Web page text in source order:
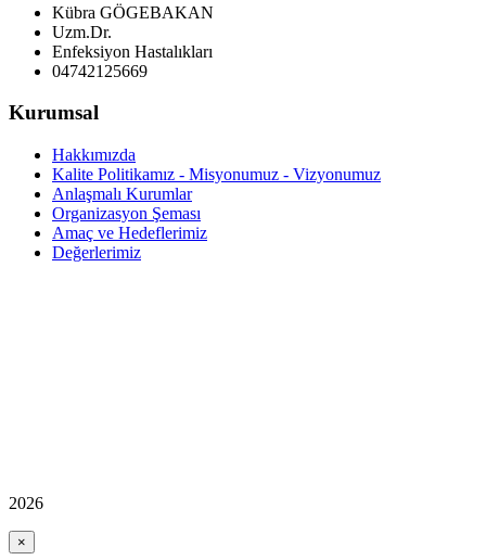
Kübra GÖGEBAKAN
Uzm.Dr.
Enfeksiyon Hastalıkları
04742125669
Kurumsal
Hakkımızda
Kalite Politikamız - Misyonumuz - Vizyonumuz
Anlaşmalı Kurumlar
Organizasyon Şeması
Amaç ve Hedeflerimiz
Değerlerimiz
2026
×